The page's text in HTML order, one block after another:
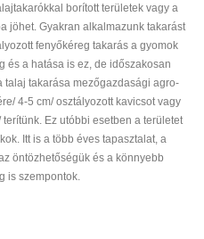
borított területek vagy a
jöhet. Gyakran alkalmazunk takarást
fenyőkéreg takarás a gyomok
és a hatása is ez, de időszakosan
takarása mezőgazdasági agro-
4-5 cm/ osztályozott kavicsot vagy
Ez utóbbi esetben a területet
Itt is a több éves tapasztalat, a
öntözhetőségük és a könnyebb
is szempontok.